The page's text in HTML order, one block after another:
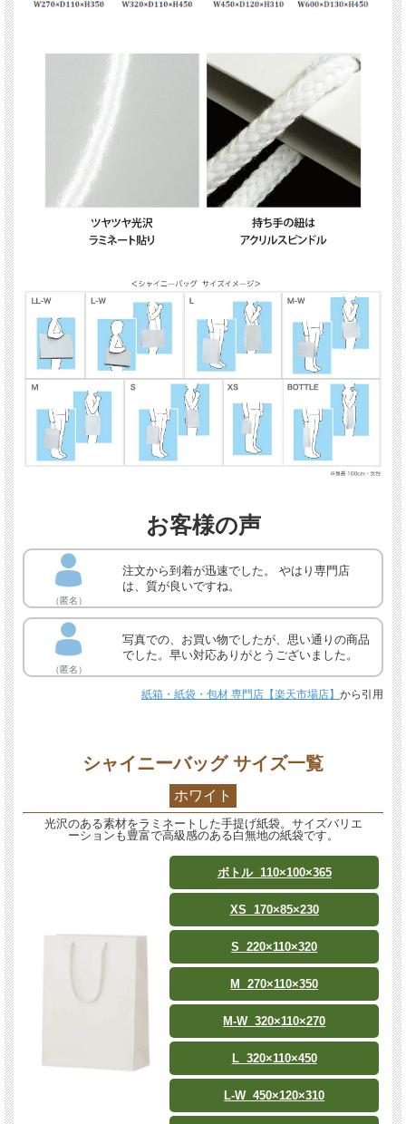
お客様の声
（匿名）
注文から到着が迅速でした。 やはり専門店
は、質が良いですね。
（匿名）
写真での、お買い物でしたが、思い通りの商品
でした。早い対応ありがとうございました。
紙箱・紙袋・包材 専門店【楽天市場店】 から引用
シャイニーバッグ サイズ一覧
ホワイト
光沢のある素材をラミネートした手提げ紙袋。サイズバリエ
ーションも豊富で高級感のある白無地の紙袋です。
ボトル 110×100×365
XS 170×85×230
S 220×110×320
M 270×110×350
M-W 320×110×270
L 320×110×450
L-W 450×120×310